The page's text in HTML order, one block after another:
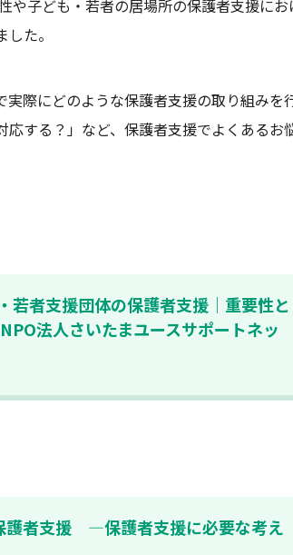
子ども・若者の居場所の保護者支援にお
た。
際にどのような保護者支援の取り組みを
する？」など、保護者支援でよくあるお
若者支援団体の保護者支援｜重要性と
法人さいたまユースサポートネッ
護者支援 —保護者支援に必要な考え